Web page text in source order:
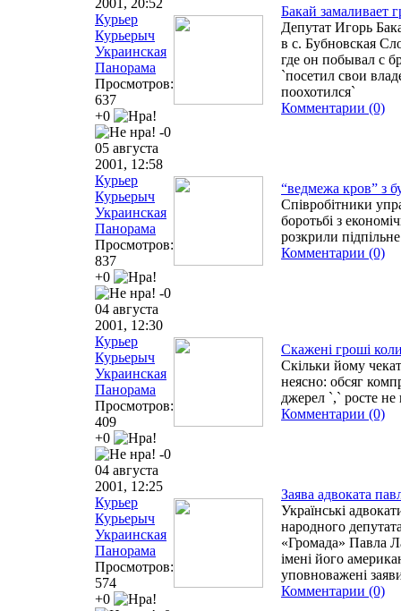
Курьер
Курьерыч
Украинская
Панорама
Просмотров:
637
+0
-0
Бакай замаливает
Депутат Игорь
в с. Бубновская
где он побывал с
`посетил свои
поохотился`
Комментарии (0)
05 августа
2001, 12:58
Курьер
Курьерыч
Украинская
Панорама
Просмотров:
837
+0
-0
“ведмежа кров” з
Співробітники
боротьбі з
розкрили
Комментарии (0)
04 августа
2001, 12:30
Курьер
Курьерыч
Украинская
Панорама
Просмотров:
409
+0
-0
Скажені гроші
Скільки йому
неясно: обсяг
джерел `,` росте
Комментарии (0)
04 августа
2001, 12:25
Курьер
Курьерыч
Украинская
Панорама
Просмотров:
574
+0
Заява адвоката
Українські
народного
«Громада» Павла
імені його
уповноважені
Комментарии (0)